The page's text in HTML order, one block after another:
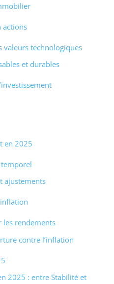
actions
valeurs technologiques
et durables
en 2025
temporel
ajustements
les rendements
contre l’inflation
2025 : entre Stabilité et